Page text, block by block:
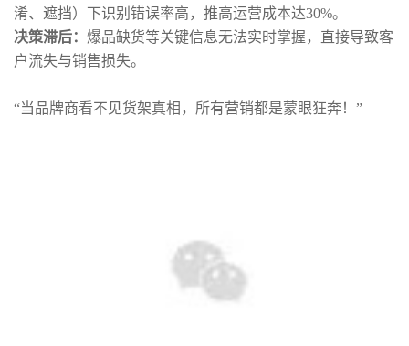
淆、遮挡）下识别错误率高，推高运营成本达30%。
决策滞后： 爆品缺货等关键信息无法实时掌握，直接导致客
户流失与销售损失。
“当品牌商看不见货架真相，所有营销都是蒙眼狂奔！”